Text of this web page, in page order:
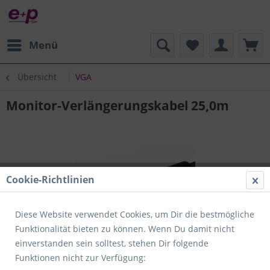
Menü
Übersicht VGA
Monitor-Verlängerungskabel 25,0m
Cookie-Richtlinien
Diese Website verwendet Cookies, um Dir die bestmögliche
Funktionalität bieten zu können. Wenn Du damit nicht
einverstanden sein solltest, stehen Dir folgende
Funktionen nicht zur Verfügung: